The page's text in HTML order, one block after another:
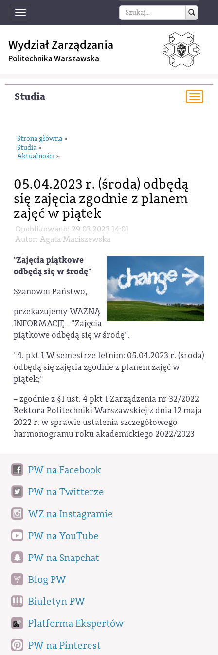
Toggle
navigation
Wydział Zarządzania
Politechnika Warszawska
Studia
Strona główna »
Studia »
Aktualności »
05.04.2023 r. (środa) odbędą
się zajęcia zgodnie z planem
zajęć w piątek
Opublikowano: 29.03.2023 14:01
Autor: Agata Maciszewska
"Zajęcia piątkowe
odbędą się w środę"
Szanowni Państwo,
przekazujemy WAŻNĄ
INFORMACJĘ - "Zajęcia
piątkowe odbędą się w środę".
"4. pkt 1 W semestrze letnim: 05.04.2023 r. (środa)
odbędą się zajęcia zgodnie z planem zajęć w
piątek;"
– zgodnie z §1 ust. 4 pkt 1 Zarządzenia nr 32/2022
Rektora Politechniki Warszawskiej z dnia 12 maja
2022 r. w sprawie ustalenia szczegółowego
harmonogramu roku akademickiego 2022/2023
PW na Facebook
PW na Twitterze
WZ na Instagramie
PW na YouTube
PW na Snapchat
Blog PW
Biuletyn PW
Platforma Ekspertów
PW na Pinterest